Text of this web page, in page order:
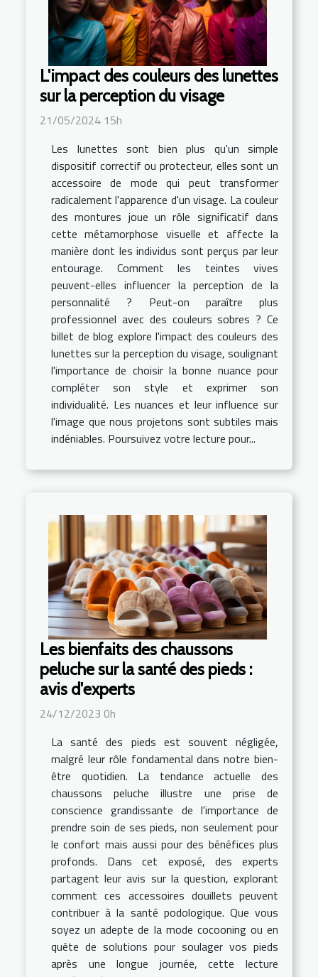
L'impact des couleurs des lunettes
sur la perception du visage
21/05/2024 15h
Les lunettes sont bien plus qu'un simple
dispositif correctif ou protecteur, elles sont un
accessoire de mode qui peut transformer
radicalement l'apparence d'un visage. La couleur
des montures joue un rôle significatif dans
cette métamorphose visuelle et affecte la
manière dont les individus sont perçus par leur
entourage. Comment les teintes vives
peuvent-elles influencer la perception de la
personnalité ? Peut-on paraître plus
professionnel avec des couleurs sobres ? Ce
billet de blog explore l'impact des couleurs des
lunettes sur la perception du visage, soulignant
l'importance de choisir la bonne nuance pour
compléter son style et exprimer son
individualité. Les nuances et leur influence sur
l'image que nous projetons sont subtiles mais
indéniables. Poursuivez votre lecture pour...
Les bienfaits des chaussons
peluche sur la santé des pieds :
avis d'experts
24/12/2023 0h
La santé des pieds est souvent négligée,
malgré leur rôle fondamental dans notre bien-
être quotidien. La tendance actuelle des
chaussons peluche illustre une prise de
conscience grandissante de l'importance de
prendre soin de ses pieds, non seulement pour
le confort mais aussi pour des bénéfices plus
profonds. Dans cet exposé, des experts
partagent leur avis sur la question, explorant
comment ces accessoires douillets peuvent
contribuer à la santé podologique. Que vous
soyez un adepte de la mode cocooning ou en
quête de solutions pour soulager vos pieds
après une longue journée, cette lecture